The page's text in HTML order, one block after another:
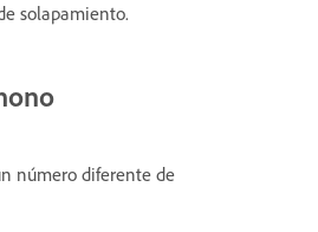
solapamiento.
número diferente de